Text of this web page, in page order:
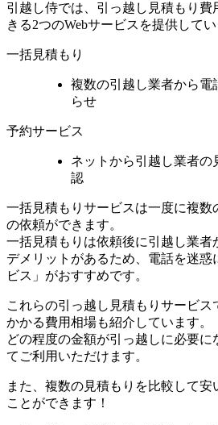
引越し侍では、引っ越し見積もり
きる2つのWebサービスを提供してい
一括見積もり
複数の引越し業者から電
らせ
予約サービス
ネットから引越し業者の
認
一括見積もりサービスは一度に複数
の依頼ができます。
一括見積もりは依頼後に引越し業者
デメリットがあるため、電話を迷惑
ビス」がおすすめです。
これらの引っ越し見積もりサービ
かかる費用相場も紹介 しています。
どの程度の金額が引っ越しに必要に
てご利用いただけます。
また、複数の見積もりを比較して安
ことができます！